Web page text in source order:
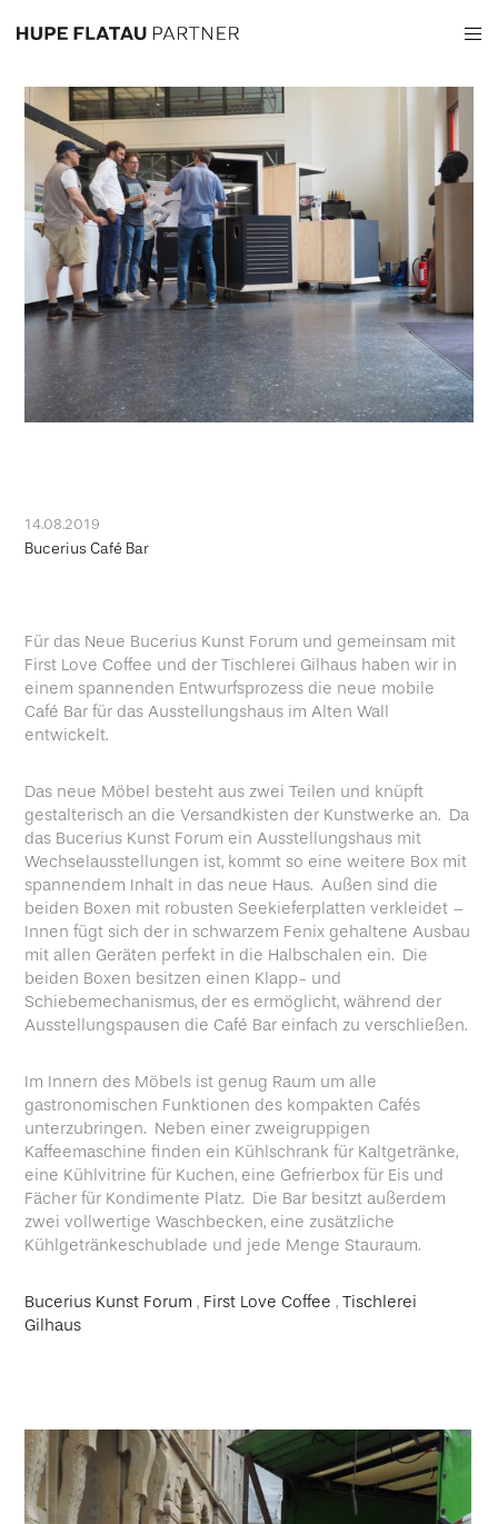
14.08.2019
Bucerius Café Bar
Für das Neue Bucerius Kunst Forum und gemeinsam mit
First Love Coffee und der Tischlerei Gilhaus haben wir in
einem spannenden Entwurfsprozess die neue mobile
Café Bar für das Ausstellungshaus im Alten Wall
entwickelt.
Das neue Möbel besteht aus zwei Teilen und knüpft
gestalterisch an die Versandkisten der Kunstwerke an. Da
das Bucerius Kunst Forum ein Ausstellungshaus mit
Wechselausstellungen ist, kommt so eine weitere Box mit
spannendem Inhalt in das neue Haus. Außen sind die
beiden Boxen mit robusten Seekieferplatten verkleidet –
Innen fügt sich der in schwarzem Fenix gehaltene Ausbau
mit allen Geräten perfekt in die Halbschalen ein. Die
beiden Boxen besitzen einen Klapp- und
Schiebemechanismus, der es ermöglicht, während der
Ausstellungspausen die Café Bar einfach zu verschließen.
Im Innern des Möbels ist genug Raum um alle
gastronomischen Funktionen des kompakten Cafés
unterzubringen. Neben einer zweigruppigen
Kaffeemaschine finden ein Kühlschrank für Kaltgetränke,
eine Kühlvitrine für Kuchen, eine Gefrierbox für Eis und
Fächer für Kondimente Platz. Die Bar besitzt außerdem
zwei vollwertige Waschbecken, eine zusätzliche
Kühlgetränkeschublade und jede Menge Stauraum.
Bucerius Kunst Forum , First Love Coffee ,Tischlerei
Gilhaus